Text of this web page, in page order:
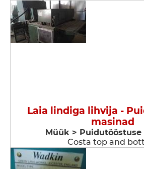
Laia lindiga lihvija -
masinad
Müük > Puidutööstuse
Costa top and